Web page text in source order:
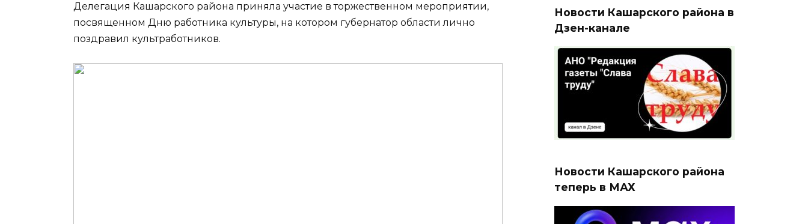
Делегация Кашарского района приняла участие в торжественном мероприятии,
посвященном Дню работника культуры, на котором губернатор области лично
поздравил культработников.
Новости Кашарского района в
Дзен-канале
Новости Кашарского района
теперь в МАХ